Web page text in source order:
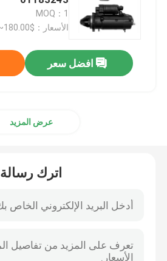
قطع غيار CAT
قطع غيار المحرك
MOQ：1
الأسعار：$180.00~$480.00
افضل سعر
عرض المزيد
اترك رسالة